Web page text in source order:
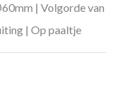
| Volgorde van
| Op paaltje